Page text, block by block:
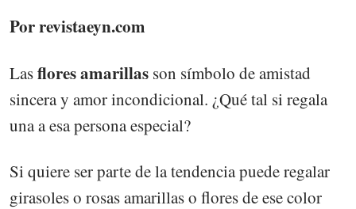
Por revistaeyn.com
Lasflores amarillas son símbolo de amistad
sincera y amor incondicional. ¿Qué tal si regala
una a esa persona especial?
Si quiere ser parte de la tendencia puede regalar
girasoles o rosas amarillas o flores de ese color